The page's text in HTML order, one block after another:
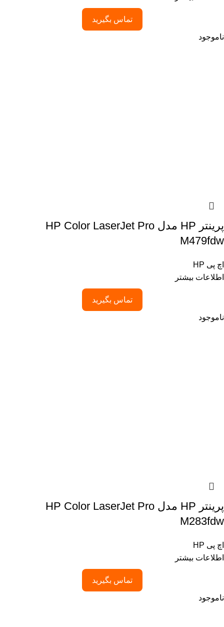
تماس بگیرید
ناموجود
پرینتر HP مدل HP Color LaserJet Pro
M479fdw
اچ پی HP
اطلاعات بیشتر
تماس بگیرید
ناموجود
پرینتر HP مدل HP Color LaserJet Pro
M283fdw
اچ پی HP
اطلاعات بیشتر
تماس بگیرید
ناموجود